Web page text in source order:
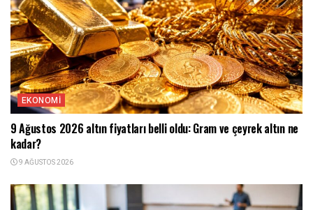
EKONOMI
9 Ağustos 2026 altın fiyatları belli oldu: Gram ve çeyrek altın ne
kadar?
9 AĞUSTOS 2026